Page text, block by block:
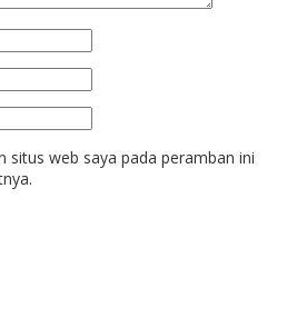
situs web saya pada peramban ini